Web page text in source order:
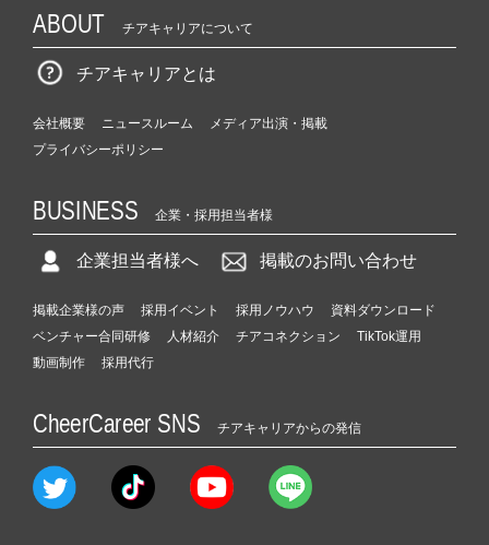
ABOUT チアキャリアについて
チアキャリアとは
会社概要 ニュースルーム
メディア出演・掲載
プライバシーポリシー
BUSINESS 企業・採用担当者様
企業担当者様へ 掲載のお問い合わせ
掲載企業様の声 採用イベント 採用ノウハウ
資料ダウンロード
ベンチャー合同研修
人材紹介 チアコネクション
TikTok運用
動画制作
採用代行
CheerCareer SNS チアキャリアからの発信